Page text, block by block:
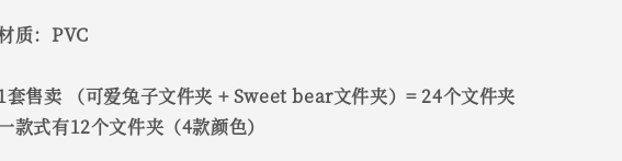
质：PVC
套售卖 （可爱兔子文件夹 + Sweet bear文件夹）= 24个文件夹
款式有12个文件夹（4款颜色）